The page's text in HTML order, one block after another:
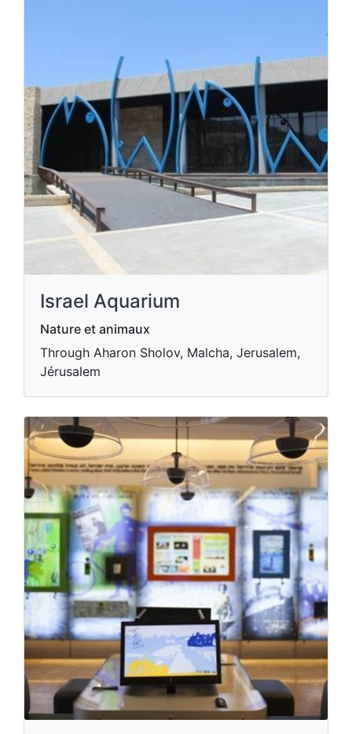
Israel Aquarium
Nature et animaux
Through Aharon Sholov, Malcha, Jerusalem,
Jérusalem